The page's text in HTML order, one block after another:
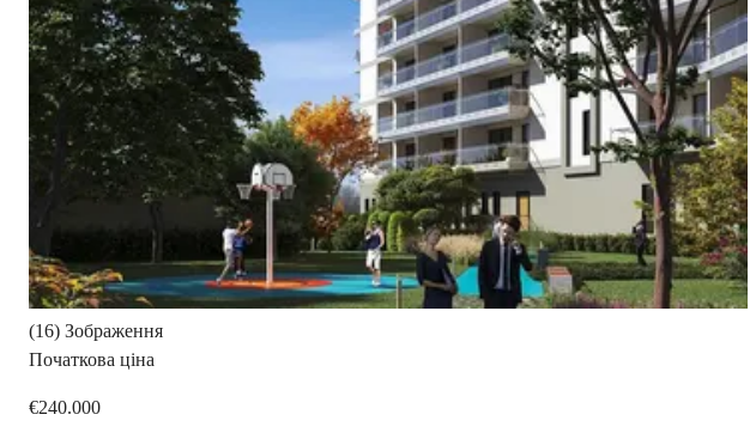
(16) Зображення
Початкова ціна
€240.000